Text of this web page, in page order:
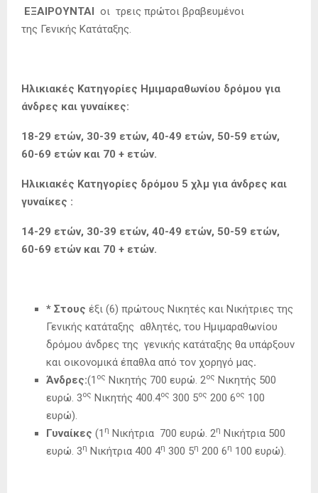
ΕΞΑΙΡΟΥΝΤΑΙ οι τρεις πρώτοι βραβευμένοι
της Γενικής Κατάταξης.
Ηλικιακές Κατηγορίες Ημιμαραθωνίου δρόμου για
άνδρες και γυναίκες:
18-29 ετών, 30-39 ετών, 40-49 ετών, 50-59 ετών,
60-69 ετών και 70 + ετών.
Ηλικιακές Κατηγορίες δρόμου 5 χλμ για άνδρες και
γυναίκες :
14-29 ετών, 30-39 ετών, 40-49 ετών, 50-59 ετών,
60-69 ετών και 70 + ετών.
* Στους έξι (6) πρώτους Νικητές και Νικήτριες της
Γενικής κατάταξης αθλητές, του Ημιμαραθωνίου
δρόμου άνδρες της γενικής κατάταξης θα υπάρξουν
και οικονομικά έπαθλα από τον χορηγό μας.
Άνδρες:(1 ος Νικητής 700 ευρώ. 2ος Νικητής 500
ευρώ. 3ος Νικητής 400.4ος 300 5ος 200 6ος 100
ευρώ).
Γυναίκες (1 η Νικήτρια 700 ευρώ. 2η Νικήτρια 500
ευρώ. 3η Νικήτρια 400 4η 300 5η 200 6η 100 ευρώ).